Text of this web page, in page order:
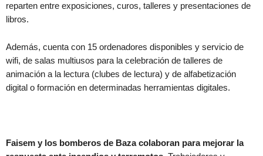
reparten entre exposiciones, curos, talleres y presentaciones de
libros.
Además, cuenta con 15 ordenadores disponibles y servicio de
wifi, de salas multiusos para la celebración de talleres de
animación a la lectura (clubes de lectura) y de alfabetización
digital o formación en determinadas herramientas digitales.
Faisem y los bomberos de Baza colaboran para mejorar la